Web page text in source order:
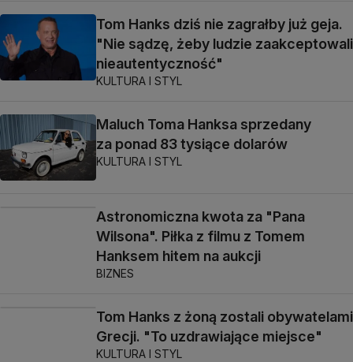
Tom Hanks dziś nie zagrałby już geja.
"Nie sądzę, żeby ludzie zaakceptowali
nieautentyczność"
KULTURA I STYL
Maluch Toma Hanksa sprzedany
za ponad 83 tysiące dolarów
KULTURA I STYL
Astronomiczna kwota za "Pana
Wilsona". Piłka z filmu z Tomem
Hanksem hitem na aukcji
BIZNES
Tom Hanks z żoną zostali obywatelami
Grecji. "To uzdrawiające miejsce"
KULTURA I STYL